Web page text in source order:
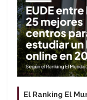
El Ranking El